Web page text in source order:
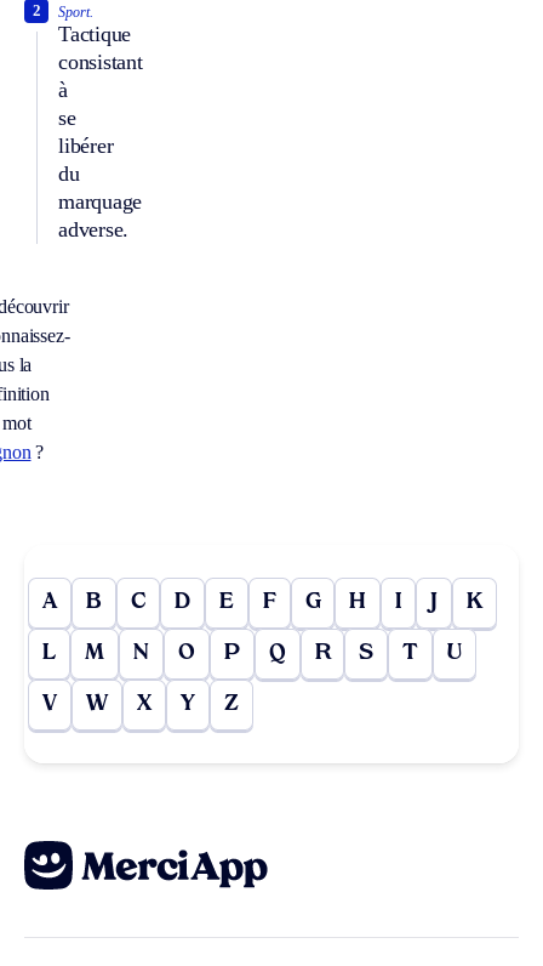
Sport.
Tactique
consistant
à
se
libérer
du
marquage
adverse.
2
la
?
A B C D E F G H I J K
L M N O P Q R S T U
V W X Y Z